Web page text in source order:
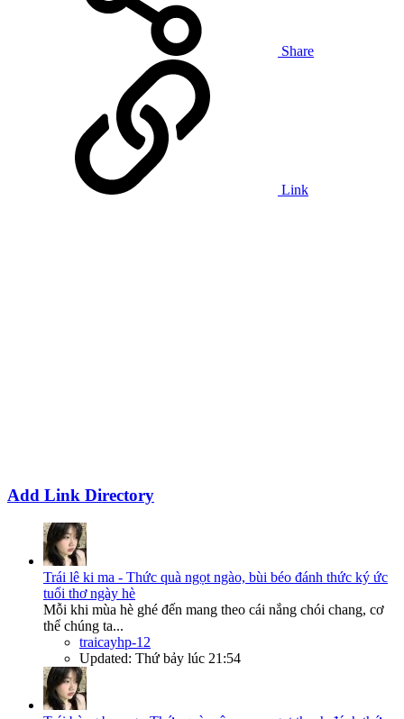
Share
Link
Add Link Directory
Trái lê ki ma - Thức quà ngọt ngào, bùi béo đánh thức ký ức
tuổi thơ ngày hè
Mỗi khi mùa hè ghé đến mang theo cái nắng chói chang, cơ
thể chúng ta...
traicayhp-12
Updated: Thứ bảy lúc 21:54